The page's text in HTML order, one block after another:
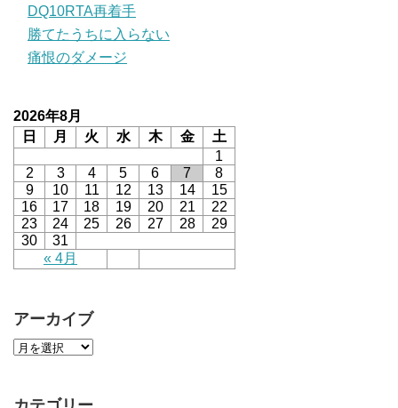
DQ10RTA再着手
勝てたうちに入らない
痛恨のダメージ
2026年8月
日
月 火 水 木 金 土
« 4月
1
2
3 4 5 6 7
8
9
10 11 12 13 14
15
16
17 18 19 20 21
22
23
24 25 26 27 28
29
30
31
アーカイブ